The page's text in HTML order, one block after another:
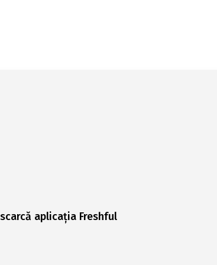
aplicația Freshful